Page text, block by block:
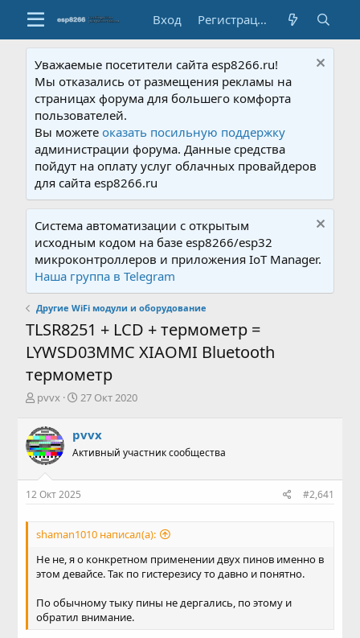
Вход Регистрация
Уважаемые посетители сайта esp8266.ru!
Мы отказались от размещения рекламы на
страницах форума для большего комфорта
пользователей.
Вы можетеоказать посильную поддержку
администрации форума. Данные средства
пойдут на оплату услуг облачных провайдеров
для сайта esp8266.ru
Система автоматизации с открытым
исходным кодом на базе esp8266/esp32
микроконтроллеров и приложения IoT Manager.
Наша группа в Telegram
Другие WiFi модули и оборудование
TLSR8251 + LCD + термометр =
LYWSD03MMC XIAOMI Bluetooth
термометр
А
т
о
р
т
е
м
pvvx
Д
а
н
ч
а
27 Окт 2020
pvvx
Активный участник сообщества
12 Окт 2025 #2,641
shaman1010 написал(а):
Не не, я о конкретном применении двух пинов именно в
этом девайсе. Так по гистерезису то давно и понятно.
По обычному тыку пины не дергались, по этому и
обратил внимание.